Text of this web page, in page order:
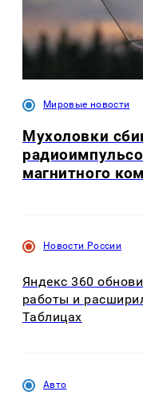
Мировые новости
Мухоловки
магнитного
Новости России
Яндекс 360
работы и
Таблицах
Авто